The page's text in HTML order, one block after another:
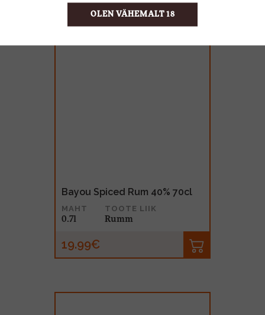
OLEN VÄHEMALT 18
Bayou Spiced Rum 40% 70cl
MAHT
0.7l
TOOTE LIIK
Rumm
19.99€